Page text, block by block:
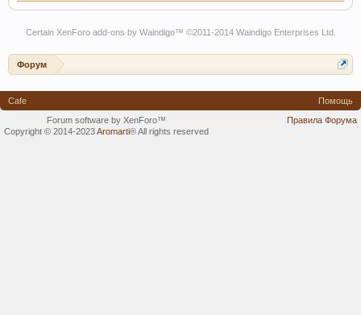
Certain XenForo add-ons by Waindigo™ ©2011-2014 Waindigo Enterprises Ltd.
Форум
Cafe
Помощь
Правила Форума
Forum software by XenForo™
Copyright © 2014-2023Aromarti®All rights reserved